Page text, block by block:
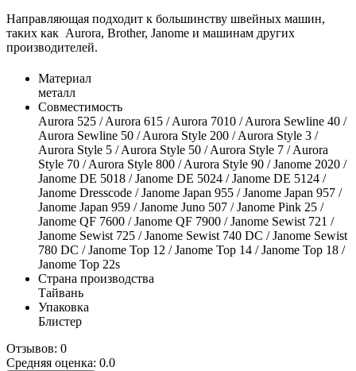
Направляющая подходит к большинству швейных машин,
таких как Aurora, Brother, Janome и машинам других
производителей.
Материал
металл
Совместимость
Aurora 525 / Aurora 615 / Aurora 7010 / Aurora Sewline 40 /
Aurora Sewline 50 / Aurora Style 200 / Aurora Style 3 /
Aurora Style 5 / Aurora Style 50 / Aurora Style 7 / Aurora
Style 70 / Aurora Style 800 / Aurora Style 90 / Janome 2020 /
Janome DE 5018 / Janome DE 5024 / Janome DE 5124 /
Janome Dresscode / Janome Japan 955 / Janome Japan 957 /
Janome Japan 959 / Janome Juno 507 / Janome Pink 25 /
Janome QF 7600 / Janome QF 7900 / Janome Sewist 721 /
Janome Sewist 725 / Janome Sewist 740 DC / Janome Sewist
780 DC / Janome Top 12 / Janome Top 14 / Janome Top 18 /
Janome Top 22s
Страна производства
Тайвань
Упаковка
Блистер
Отзывов: 0
Средняя оценка: 0.0